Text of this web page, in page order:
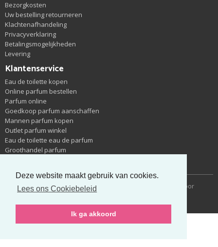
Deze website maakt gebruik van cookies.
Lees ons Cookiebeleid
Ik ga akkoord
Bezorgkosten
Uw bestelling retourneren
Klachtenafhandeling
Privacyverklaring
Betalingsmogelijkheden
Levering
Klantenservice
Eau de toilette kopen
Online parfum bestellen
Parfum online
Goedkoop parfum aanschaffen
Mannen parfum kopen
Outlet parfum winkel
Eau de toilette eau de parfum
Groothandel parfum
Copyright © 2014-2026 Cheapparfum | Gerealiseerd door